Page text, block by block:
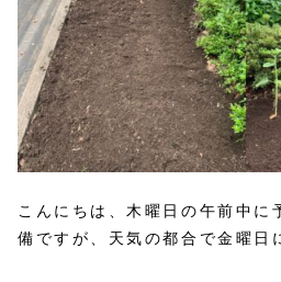
こんにちは、木曜日の午前中に
備ですが、天気の都合で金曜日